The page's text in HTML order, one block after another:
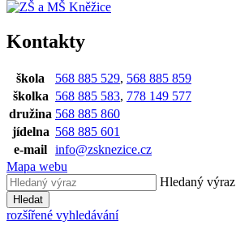
Kontakty
škola 568 885 529, 568 885 859
školka 568 885 583, 778 149 577
družina 568 885 860
jídelna 568 885 601
e-mail info@zsknezice.cz
Mapa webu
Hledaný výraz
Hledat
rozšířené vyhledávání